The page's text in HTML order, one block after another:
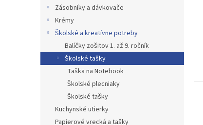
Zásobníky a dávkovače
Krémy
Školské a kreatívne potreby
Balíčky zošitov 1. až 9. ročník
Školské tašky
Taška na Notebook
Školské plecniaky
Školské tašky
Kuchynské utierky
Papierové vrecká a tašky